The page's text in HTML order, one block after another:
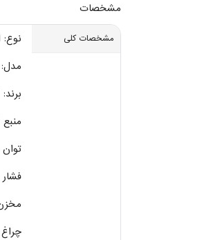
مشخصات
مشخصات کلی
نوع:
مدل: OR-560
برند:
توان
فشار
چراغ